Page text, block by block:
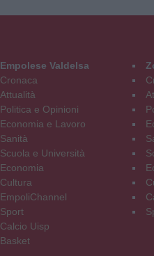
Empolese Valdelsa
Cronaca
Attualità
Politica e Opinioni
Economia e Lavoro
Sanità
Scuola e Università
Economia
Cultura
EmpoliChannel
Sport
Calcio Uisp
Basket